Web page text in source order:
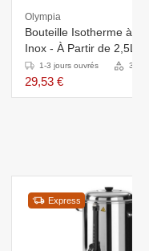
Olympia
Bouteille Isotherme à
Inox - À Partir de 2,5L -
Disponible en 3 Tailles
1-3 jours ouvrés 3
29,53 €
Express